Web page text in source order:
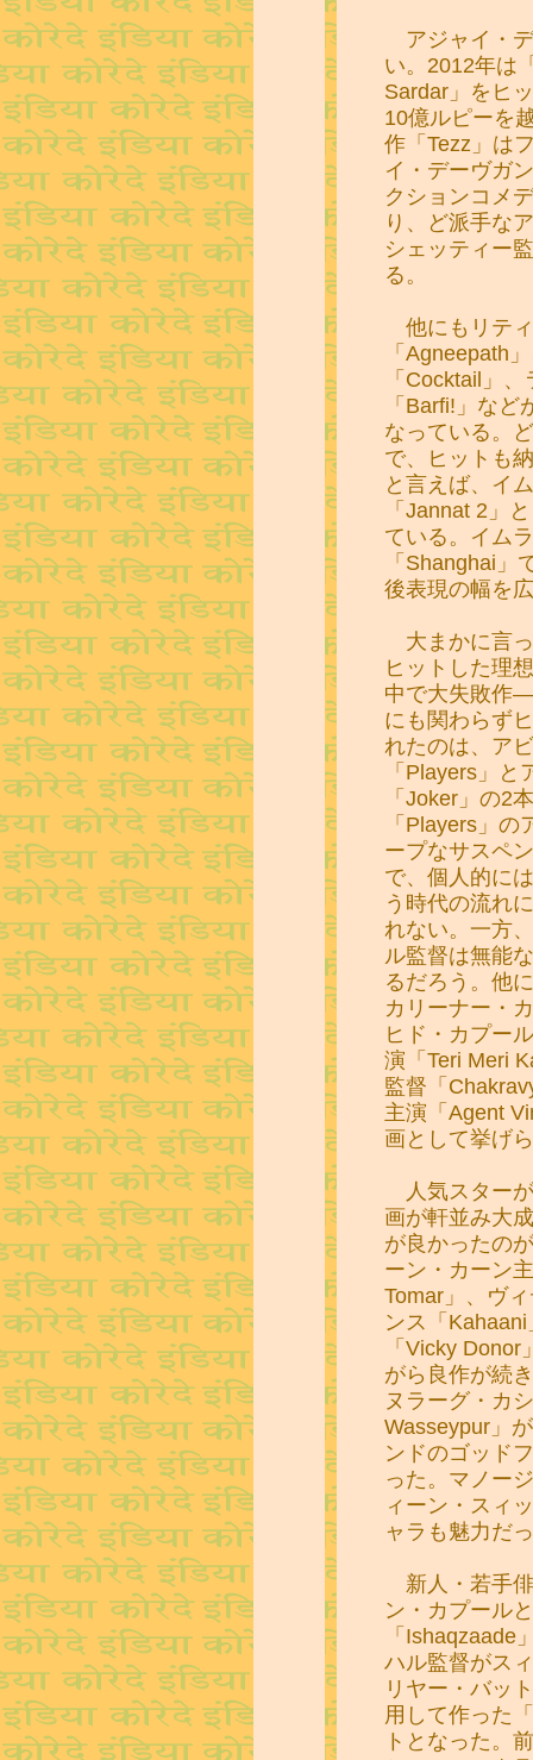
アジャイ・
い。2012年は
Sardar」をヒ
10億ルピーを
作「Tezz」は
イ・デーヴガ
クションコメ
り、ど派手な
シェッティー
る。
他にもリテ
「Agneepath
「Cocktail」
「Barfi!」な
なっている。
で、ヒットも
と言えば、イ
「Jannat 2」
ている。イム
「Shanghai
後表現の幅を
大まかに言
ヒットした理
中で大失敗作
にも関わらず
れたのは、ア
「Players」
「Joker」の2
「Players」
ープなサスペ
で、個人的に
う時代の流れ
れない。一方
ル監督は無能
るだろう。他
カリーナー・
ヒド・カプー
演「Teri Meri
監督「
主演「Agent
画として挙げ
人気スター
画が軒並み大
が良かったの
ーン・カーン
Tomar」、ヴ
ンス「
「Vicky
がら良作が続
ヌラーグ・カ
Wasseypur」
ンドのゴッド
った。マノー
ィーン・スィ
ャラも魅力だ
新人・若手
ン・カプール
「Ishaqzaade
ハル監督がス
リヤー・バッ
用して作った
トとなった。